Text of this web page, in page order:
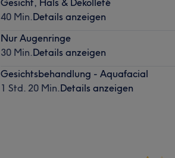
40 Min.Details anzeigen
Nur Augenringe
30 Min.Details anzeigen
Gesichtsbehandlung - Aquafacial
1 Std. 20 Min.Details anzeigen